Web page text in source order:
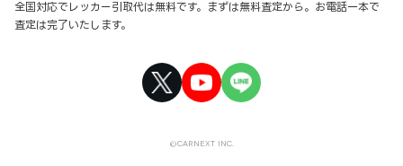
全国対応でレッカー引取代は無料です。まずは無料査定から。お電話一本で
査定は完了いたします。
©CARNEXT INC.